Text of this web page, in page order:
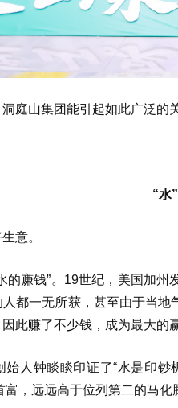
庭山集团能引起如此广泛的
“水
意。
的赚钱”。19世纪，美国加
都一无所获，甚至由于当
此赚了不少钱，成为最大的
人钟睒睒印证了“水是印
，远远高于位列第二的马